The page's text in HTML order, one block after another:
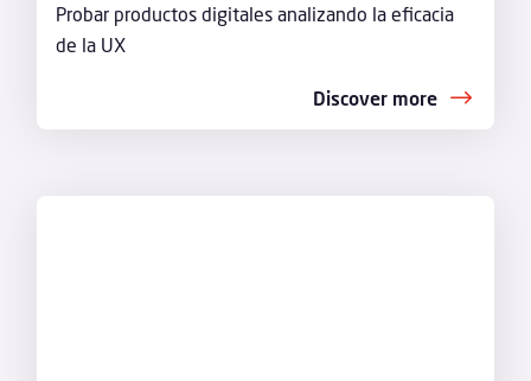
Probar productos digitales analizando la eficacia
de la UX
Discover more